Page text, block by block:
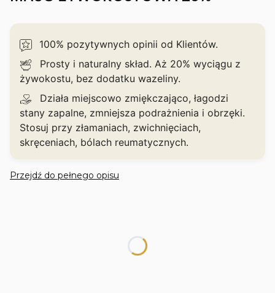
100% pozytywnych opinii od Klientów.
Prosty i naturalny skład. Aż 20% wyciągu z
żywokostu, bez dodatku wazeliny.
Działa miejscowo zmiękczająco, łagodzi
stany zapalne, zmniejsza podrażnienia i obrzęki.
Stosuj przy złamaniach, zwichnięciach,
skręceniach, bólach reumatycznych.
Przejdź do pełnego opisu